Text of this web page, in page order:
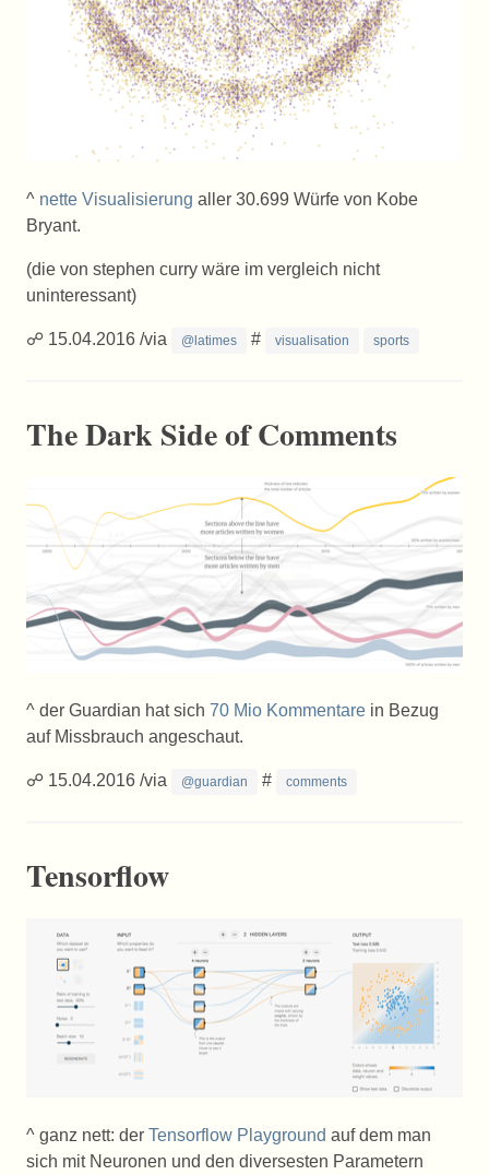
^ nette Visualisierung aller 30.699 Würfe von Kobe
Bryant.
(die von stephen curry wäre im vergleich nicht
uninteressant)
☍ 15.04.2016 /via @latimes # visualisation sports
The Dark Side of Comments
^ der Guardian hat sich 70 Mio Kommentare in Bezug
auf Missbrauch angeschaut.
☍ 15.04.2016 /via @guardian # comments
Tensorflow
^ ganz nett: der Tensorflow Playground auf dem man
sich mit Neuronen und den diversesten Parametern